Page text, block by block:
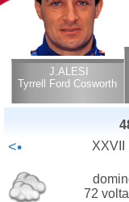
J.ALESI
Tyrrell Ford Cosworth
<• XXVII
72